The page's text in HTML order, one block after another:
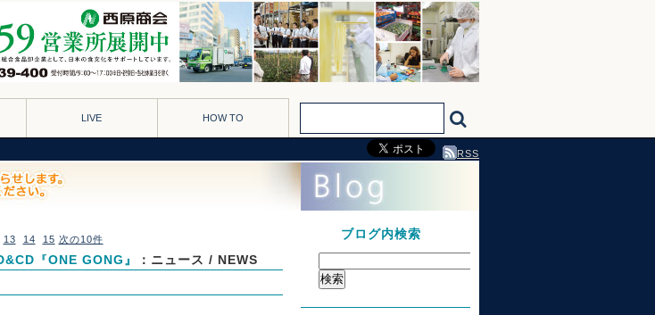
LIVE HOW TO
RSS
13 14 15 次の10件
『ONE GONG』
：ニュース / NEWS
ブログ内検索